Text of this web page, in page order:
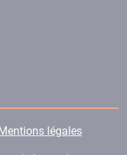
légales